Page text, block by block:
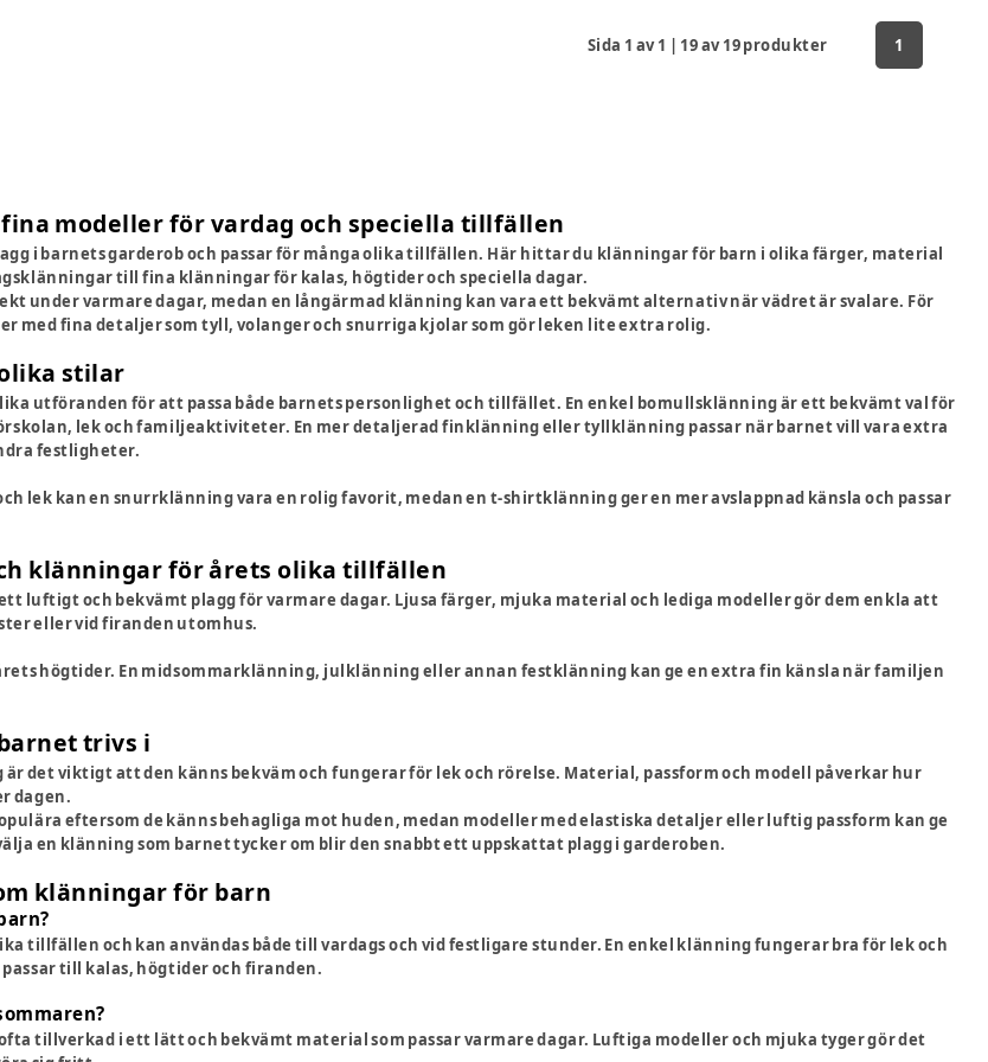
Sida 1 av1 | 19av19produkter 1
modeller för vardag och speciella tillfällen
i barnets garderob och passar för många olika tillfällen. Här hittar du klänningar för barn i olika färger, material
till fina klänningar för kalas, högtider och speciella dagar.
under varmare dagar, medan en långärmad klänning kan vara ett bekvämt alternativ när vädret är svalare. För
med fina detaljer som tyll, volanger och snurriga kjolar som gör leken lite extra rolig.
stilar
utföranden för att passa både barnets personlighet och tillfället. En enkel bomullsklänning är ett bekvämt val för
lek och familjeaktiviteter. En mer detaljerad finklänning eller tyllklänning passar när barnet vill vara extra
festligheter.
lek kan en snurrklänning vara en rolig favorit, medan en t-shirtklänning ger en mer avslappnad känsla och passar
klänningar för årets olika tillfällen
luftigt och bekvämt plagg för varmare dagar. Ljusa färger, mjuka material och lediga modeller gör dem enkla att
eller vid firanden utomhus.
högtider. En midsommarklänning, julklänning eller annan festklänning kan ge en extra fin känsla när familjen
trivs i
är det viktigt att den känns bekväm och fungerar för lek och rörelse. Material, passform och modell påverkar hur
dagen.
eftersom de känns behagliga mot huden, medan modeller med elastiska detaljer eller luftig passform kan ge
en klänning som barnet tycker om blir den snabbt ett uppskattat plagg i garderoben.
klänningar för barn
tillfällen och kan användas både till vardags och vid festligare stunder. En enkel klänning fungerar bra för lek och
till kalas, högtider och firanden.
tillverkad i ett lätt och bekvämt material som passar varmare dagar. Luftiga modeller och mjuka tyger gör det